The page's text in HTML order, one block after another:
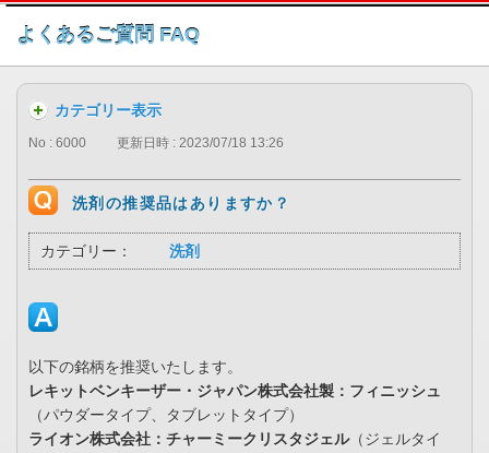
このページの本文へ
よくあるご質問 FAQ
カテゴリー表示
No : 6000 更新日時 : 2023/07/18 13:26
洗剤の推奨品はありますか？
カテゴリー： 洗剤
以下の銘柄を推奨いたします。
レキットベンキーザー・ジャパン株式会社製：フィニッシュ
（パウダータイプ、タブレットタイプ）
ライオン株式会社：チャーミークリスタジェル（ジェルタイ